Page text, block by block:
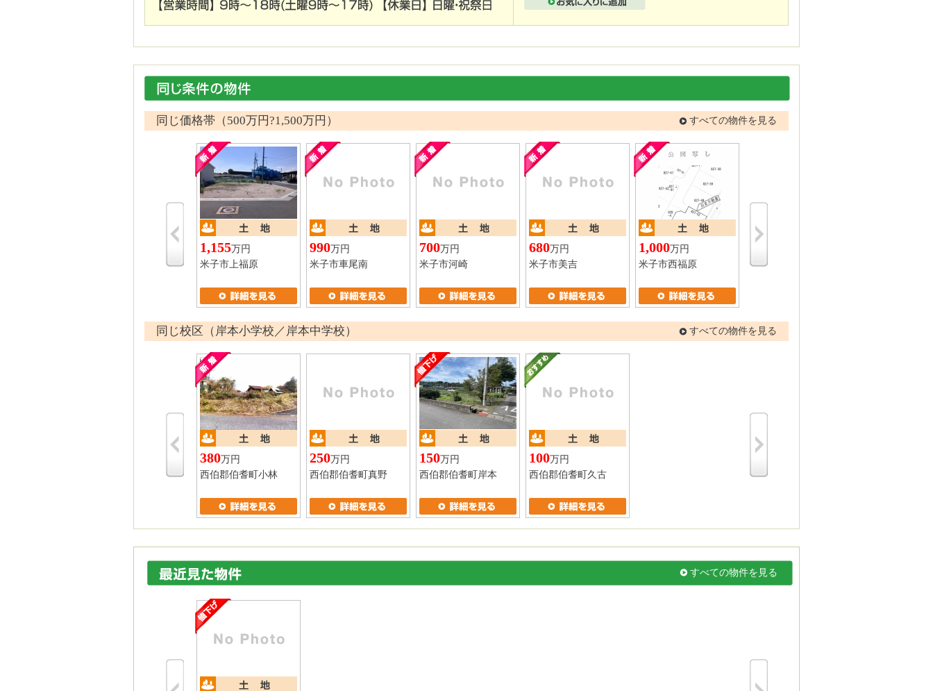
同じ価格帯（500万円?1,500万円） すべての物件を見る
1,155万円
米子市上福原
990万円
米子市車尾南
700万円
米子市河崎
680万円
米子市美吉
1,000万円
米子市西福原
1,170
米子市車尾
同じ校区（岸本小学校／岸本中学校） すべての物件を見る
380万円
西伯郡伯耆町小林
250万円
西伯郡伯耆町真野
150万円
西伯郡伯耆町岸本
100万円
西伯郡伯耆町久古
すべての物件を見る